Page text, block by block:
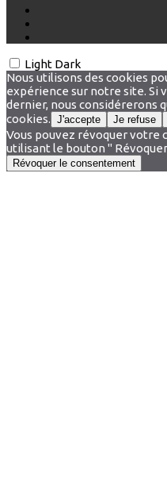
Light Dark
Nous utilisons des cookies
expérience sur notre site. Si
dernier, nous considérerons
cookies. J'accepte Je refuse
Vous pouvez révoquer
utilisant le bouton "
Révoquer le consentement